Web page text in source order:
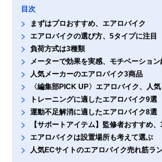
目次
まずはプロおすすめ、エアロバイク
エアロバイクの選び方、5タイプに注目
負荷方式は3種類
メーターで効果を実感、モチベーション
人気メーカーのエアロバイク3商品
〈編集部PICK UP〉エアロバイク、人
トレーニングに適したエアロバイク9選
運動不足解消に適したエアロバイク8選
【サポートアイテム】監修者おすすめ
エアロバイクは設置場所も考えて選ぶ
人気ECサイトのエアロバイク売れ筋ラ